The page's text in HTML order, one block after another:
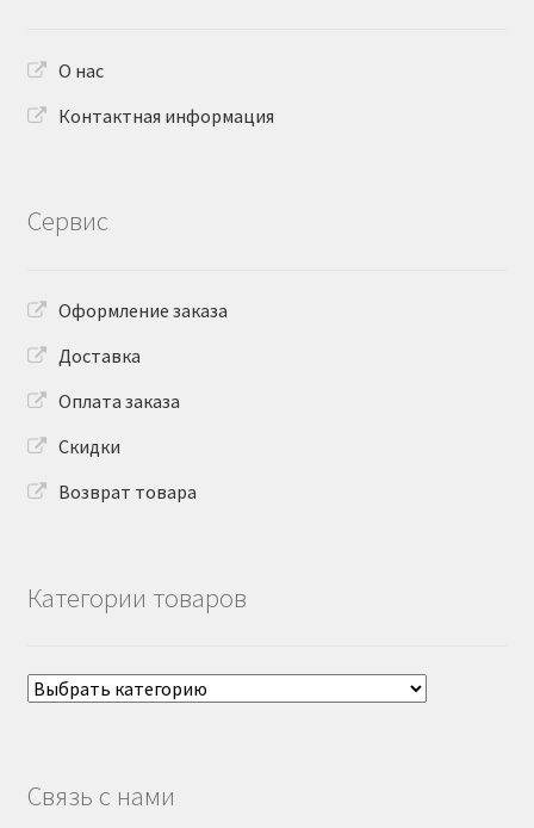
О нас
Контактная информация
Сервис
Оформление заказа
Доставка
Оплата заказа
Скидки
Возврат товара
Категории товаров
Связь с нами